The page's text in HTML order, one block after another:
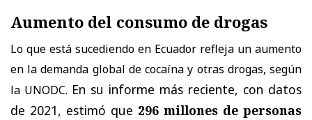
Aumento del consumo de drogas
Lo que está sucediendo en Ecuador refleja un aumento
en la demanda global de cocaína y otras drogas, según
la UNODC. En su informe más reciente, con datos
de 2021, estimó que 296 millones de personas